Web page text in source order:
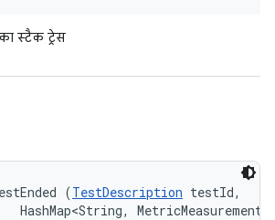
स्टैक ट्रेस
(TestDescription testId,
HashMap<String,